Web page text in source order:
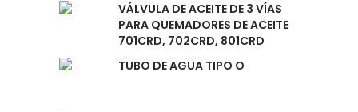
VÁLVULA DE ACEITE DE 3 VÍAS
PARA QUEMADORES DE ACEITE
701CRD, 702CRD, 801CRD
TUBO DE AGUA TIPO O